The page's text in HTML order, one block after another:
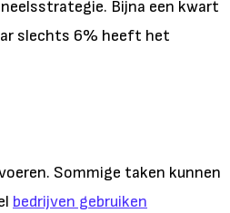
Bijna een kwart
slechts 6% heeft het
Sommige taken kunnen
bedrijven gebruiken